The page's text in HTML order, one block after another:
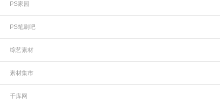
PS家园
PS笔刷吧
综艺素材
素材集市
千库网